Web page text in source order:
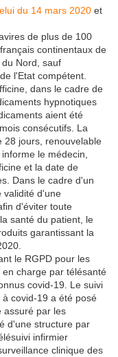
du 14 mars 2020 et
de plus de 100
continentaux de
Nord, sauf
l'Etat compétent.
dans le cadre de
hypnotiques
aient été
consécutifs. La
28 jours, renouvelable
le médecin,
et la date de
Dans le cadre d'un
validité d'une
d'éviter toute
santé du patient, le
garantissant la
le RGPD pour les
charge par télésanté
covid-19. Le suivi
covid-19 a été posé
assuré par les
d'une structure par
infirmier
clinique des